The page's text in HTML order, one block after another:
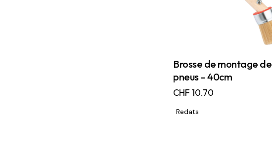
Brosse de montage de
pneus – 40cm
CHF 10.70
Redats